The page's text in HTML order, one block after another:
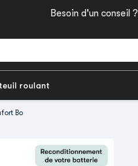
Besoin d'un conseil ?
roulant
Bo